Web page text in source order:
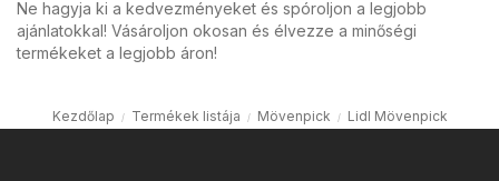
Ne hagyja ki a kedvezményeket és spóroljon a legjobb
ajánlatokkal! Vásároljon okosan és élvezze a minőségi
termékeket a legjobb áron!
Kezdőlap Termékek listája Mövenpick Lidl Mövenpick